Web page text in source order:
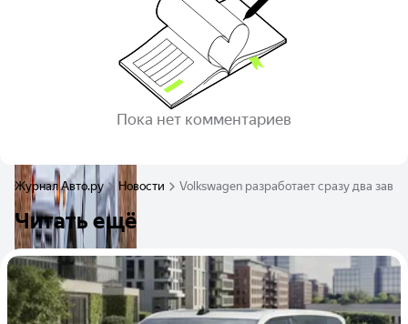
Пока нет комментариев
Журнал Авто.ру Новости Volkswagen разработает сразу два
Читать ещё